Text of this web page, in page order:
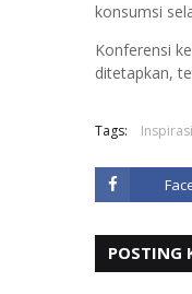
konsumsi
Konferensi
ditetapkan,
Tags: Inspirasi
POSTING